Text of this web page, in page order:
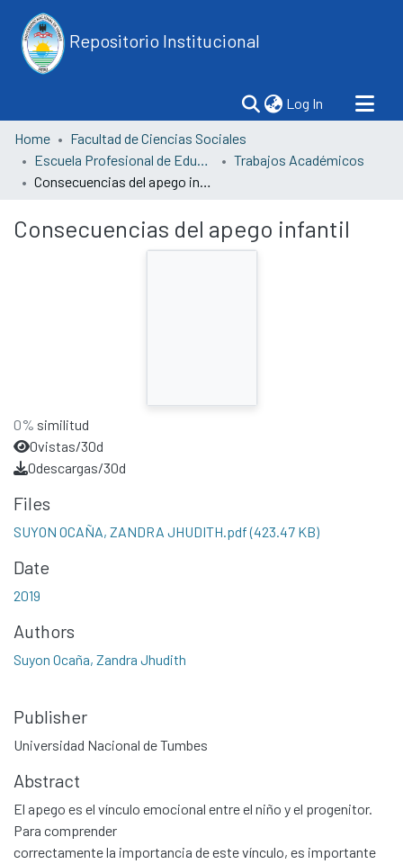
Repositorio Institucional
Log In (current)
Home
Facultad de Ciencias Sociales
Escuela Profesional de Educación
Trabajos Académicos
Consecuencias del apego infantil
Consecuencias del apego infantil
0% similitud
0vistas/30d
0descargas/30d
Files
SUYON OCAÑA, ZANDRA JHUDITH.pdf(423.47 KB)
Date
2019
Authors
Suyon Ocaña, Zandra Jhudith
Publisher
Universidad Nacional de Tumbes
Abstract
El apego es el vínculo emocional entre el niño y el progenitor.
Para comprender
correctamente la importancia de este vínculo, es importante